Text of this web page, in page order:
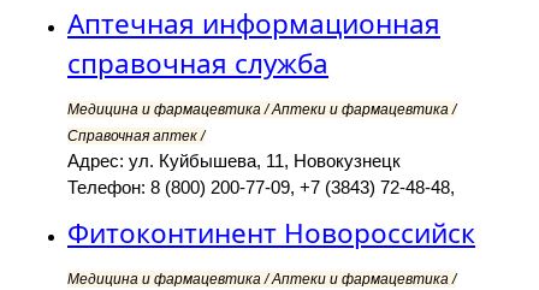
Аптечная информационная
справочная служба
Медицина и фармацевтика / Аптеки и фармацевтика /
Справочная аптек /
Адрес: ул. Куйбышева, 11, Новокузнецк
Телефон: 8 (800) 200-77-09, +7 (3843) 72-48-48,
Фитоконтинент Новороссийск
Медицина и фармацевтика / Аптеки и фармацевтика /